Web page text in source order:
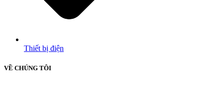
Thiết bị điện
VỀ CHÚNG TÔI